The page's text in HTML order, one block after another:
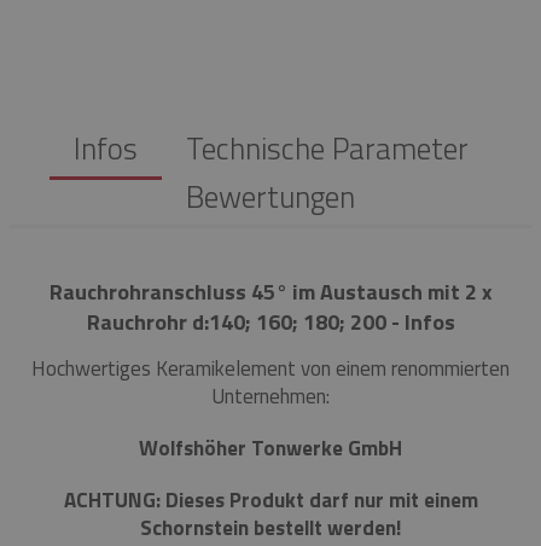
Infos
Technische Parameter
Bewertungen
Rauchrohranschluss 45° im Austausch mit 2 x
Rauchrohr d:140; 160; 180; 200 - Infos
Hochwertiges Keramikelement von einem renommierten
Unternehmen:
Wolfshöher Tonwerke GmbH
ACHTUNG: Dieses Produkt darf nur mit einem
Schornstein bestellt werden!